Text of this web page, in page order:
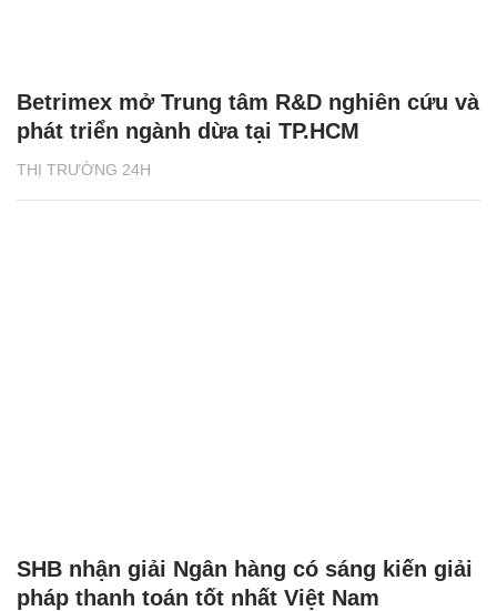
THỊ TRƯỜNG 24H
Betrimex mở Trung tâm R&D nghiên cứu và
phát triển ngành dừa tại TP.HCM
SHB nhận giải Ngân hàng có sáng kiến giải
pháp thanh toán tốt nhất Việt Nam